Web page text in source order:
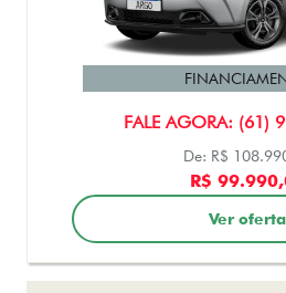
FALE AGORA: (61)
De: R$
R$
Ver oferta